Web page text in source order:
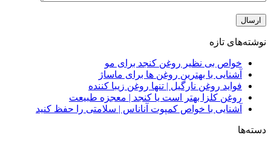
نوشته‌های تازه
خواص بی نظیر روغن کنجد برای مو
آشنایی با بهترین روغن ها برای ماساژ
فواید روغن نارگیل | تنها روغن زیبا کننده
روغن کلزا بهتر است یا کنجد | معجزه طبیعت
آشنایی با خواص کمپوت آناناس | سلامتی را حفظ کنید
دسته‌ها